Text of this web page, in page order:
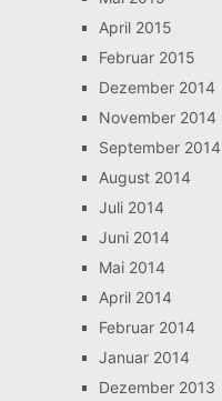
April 2015
Februar 2015
Dezember 2014
November 2014
September 2014
August 2014
Juli 2014
Juni 2014
Mai 2014
April 2014
Februar 2014
Januar 2014
Dezember 2013